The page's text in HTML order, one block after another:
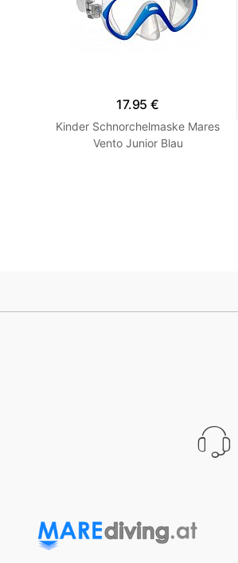
17.95 €
Kinder Schnorchelmaske Mares
Vento Junior Blau